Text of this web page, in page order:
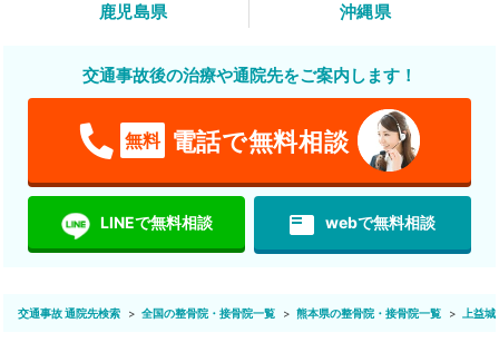
鹿児島県
沖縄県
交通事故後の治療や通院先をご案内します！
無料 電話で無料相談
LINEで無料相談 featured_play_list webで無料相談
交通事故 通院先検索 全国の整骨院・接骨院一覧 熊本県の整骨院・接骨院一覧 上益